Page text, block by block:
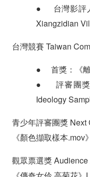
●
台灣影評
Xiangzidian
台灣競賽 Taiwan
●
首獎：《
●
評審團
Ideology
青少年評審團獎 Next
《顏色擷取樣本
觀眾票選獎